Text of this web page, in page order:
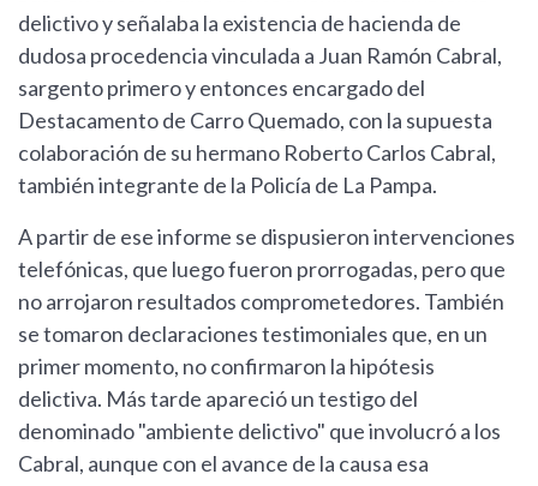
delictivo y señalaba la existencia de hacienda de
dudosa procedencia vinculada a Juan Ramón Cabral,
sargento primero y entonces encargado del
Destacamento de Carro Quemado, con la supuesta
colaboración de su hermano Roberto Carlos Cabral,
también integrante de la Policía de La Pampa.
A partir de ese informe se dispusieron intervenciones
telefónicas, que luego fueron prorrogadas, pero que
no arrojaron resultados comprometedores. También
se tomaron declaraciones testimoniales que, en un
primer momento, no confirmaron la hipótesis
delictiva. Más tarde apareció un testigo del
denominado "ambiente delictivo" que involucró a los
Cabral, aunque con el avance de la causa esa